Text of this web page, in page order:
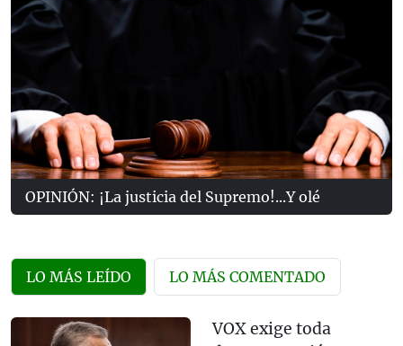
OPINIÓN: ¡La justicia del Supremo!...Y olé
LO MÁS LEÍDO LO MÁS COMENTADO
VOX exige toda